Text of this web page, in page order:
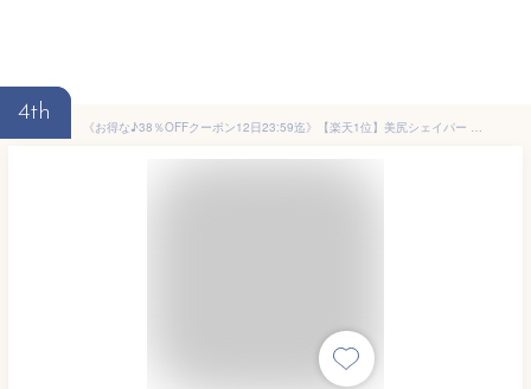
4th
《お得な♪38％OFFクーポン12日23:59迄》【楽天1位】美尻シェイパー ヒップネスコア ヒップトレーナー 脚痩せ 骨盤 二の腕 ヒップアップ ウエスト 骨盤底筋トレーニング 内転筋トレーニング トレーニング 内転筋 骨盤底筋 ダイエット